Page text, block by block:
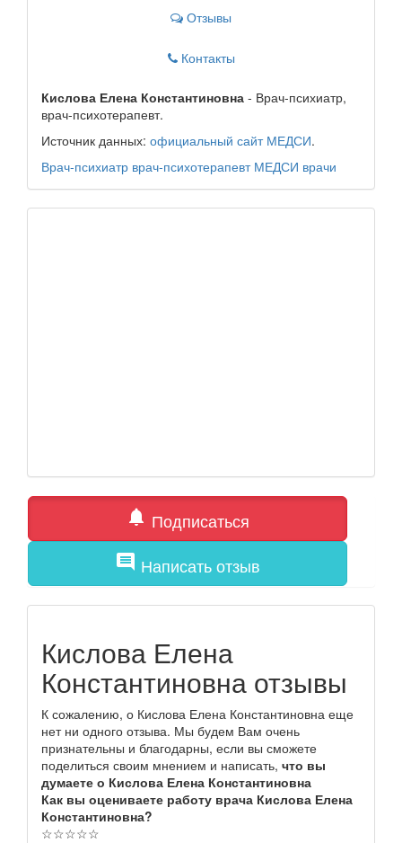
Отзывы
Контакты
Кислова Елена Константиновна - Врач-психиатр,
врач-психотерапевт.
Источник данных: официальный сайт МЕДСИ.
Врач-психиатр врач-психотерапевт МЕДСИ врачи
notifications Подписаться
comment Написать отзыв
Кислова Елена
Константиновна отзывы
К сожалению, о Кислова Елена Константиновна еще
нет ни одного отзыва. Мы будем Вам очень
признательны и благодарны, если вы сможете
поделиться своим мнением и написать, что вы
думаете о Кислова Елена Константиновна
Как вы оцениваете работу врача Кислова Елена
Константиновна?
☆☆☆☆☆